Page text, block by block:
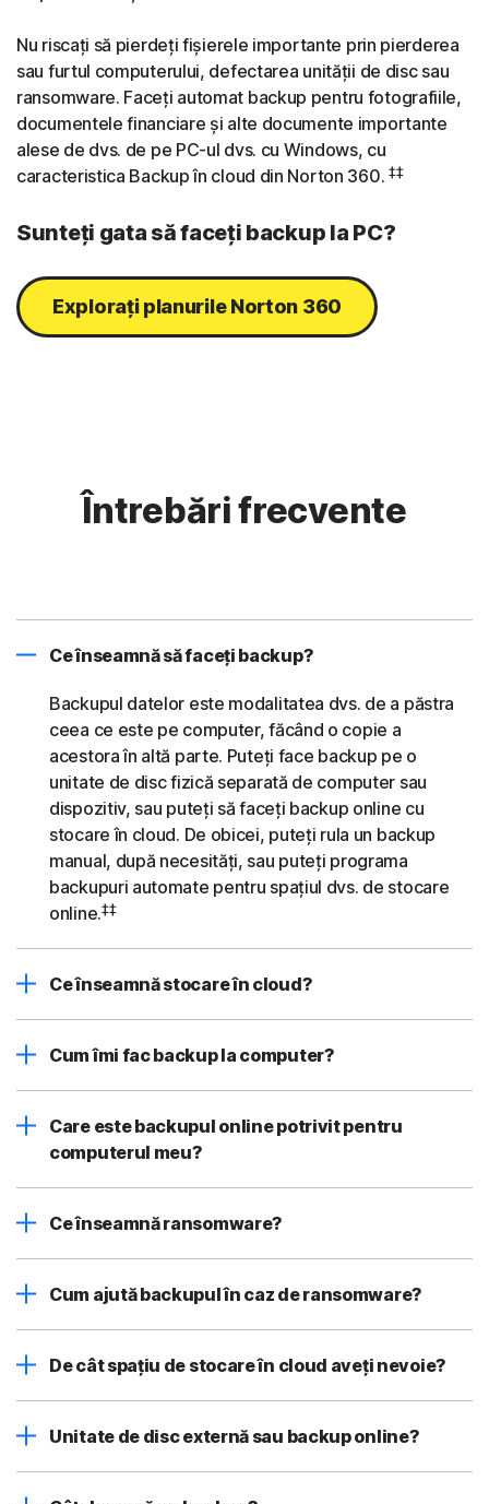
Nu riscați să pierdeți fișierele importante prin pierderea
sau furtul computerului, defectarea unității de disc sau
ransomware. Faceți automat backup pentru fotografiile,
documentele financiare și alte documente importante
alese de dvs. de pe PC-ul dvs. cu Windows, cu
caracteristica Backup în cloud din Norton 360. ‡‡
Sunteți gata să faceți backup la PC?
Explorați planurile Norton 360
Întrebări frecvente
Ce înseamnă să faceți backup?
Backupul datelor este modalitatea dvs. de a păstra
ceea ce este pe computer, făcând o copie a
acestora în altă parte. Puteți face backup pe o
unitate de disc fizică separată de computer sau
dispozitiv, sau puteți să faceți backup online cu
stocare în cloud. De obicei, puteți rula un backup
manual, după necesități, sau puteți programa
backupuri automate pentru spațiul dvs. de stocare
online.‡‡
Ce înseamnă stocare în cloud?
Cum îmi fac backup la computer?
Care este backupul online potrivit pentru
computerul meu?
Ce înseamnă ransomware?
Cum ajută backupul în caz de ransomware?
De cât spațiu de stocare în cloud aveți nevoie?
Unitate de disc externă sau backup online?